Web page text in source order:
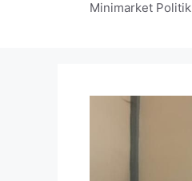
Minimarket Politik